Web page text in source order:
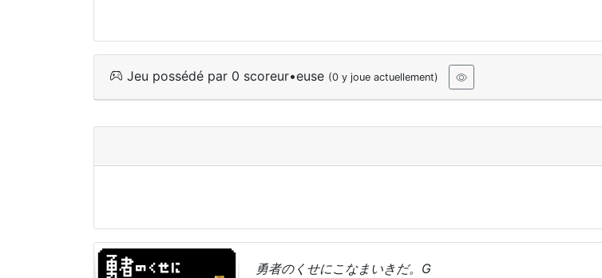
Jeu possédé par 0 scoreur•euse (0 y joue actuellement)
勇者のくせにこなまいきだ。G